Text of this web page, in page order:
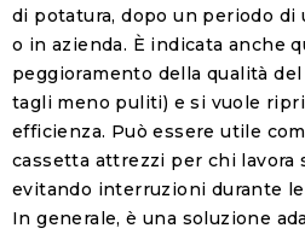
di potatura, dopo un periodo
o in azienda. È indicata anche
peggioramento della qualità
tagli meno puliti) e si vuole
efficienza. Può essere utile
cassetta attrezzi per chi lavora
evitando interruzioni durante
In generale, è una soluzione